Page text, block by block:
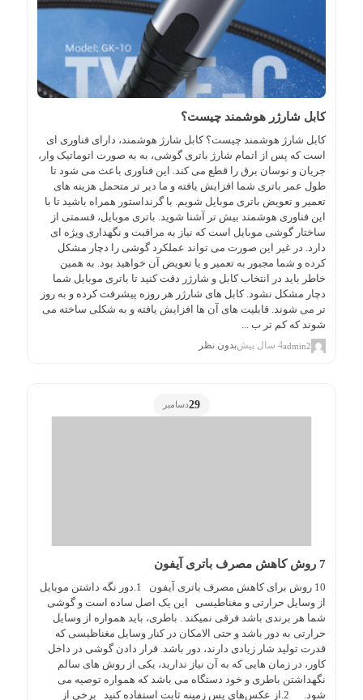
کابل شارژر هوشمند چیست؟
کابل شارژ هوشمند چیست؟ کابل شارژ هوشمند، دارای فناوری ای
است که پس از اتمام شارژ باتری گوشی، به به صورت اتوماتیک وار،
جریان و نوسان برق را قطع می کند. این فناوری باعث می شود تا
طول عمر باتری شما افزایش یافته و ما دیر تر متحمل هزینه های
تعمیر و تعویض باتری موبایل شویم. با گرنداستور همراه باشید تا با
این فناوری هوشمند بیش تر آشنا شوید. باتری موبایل، قسمتی از
ساختار گوشی موبایل است که نیاز به مراقبت و نگهداری ویژه ای
دارد. در غیر این صورت می تواند عملکرد گوشی را دچار مشکل
کرده و شما مجبور به تعمیر و یا تعویض آن خواهید بود. به همین
خاطر باید در انتخاب کابل و شارژر دقت کنید تا باتری موبایل شما
دچار مشکل نشود. کابل های شارژر هر روزه پیشرفت کرده و به روز
تر می شوند. قابلیت های آن ها افزایش یافته و به شکلی ساخته می
شوند که کم تر ب ...
admin24 سال پیش بدون نظر
29دسامبر
7 روش کاهش مصرف باتری آیفون
10 روش برای کاهش مصرف باتری آیفون 1.دور نگه داشتن موبایل
از وسایل حرارتی و مغناطیسی این یک اصل ساده است و گوشی
شما هر برندی باشد فرقی نمیکند . باطری، باید همواره از وسایل
حرارتی به دور باشد و حتی الامکان در کنار وسایل مغناظیسی که
قدرت تولید شار زیادی دارند، دور باشد. قرار دادن گوشی در داخل
کاور، در زمان هایی که به آن نیاز ندارید، یکی از روش های سالم
نگهداشتن باطری و خود دستگاه می باشد که همواره توصیه می
شود. 2.از عکس‌های پس زمینه ثابت استفاده کنید برخی از